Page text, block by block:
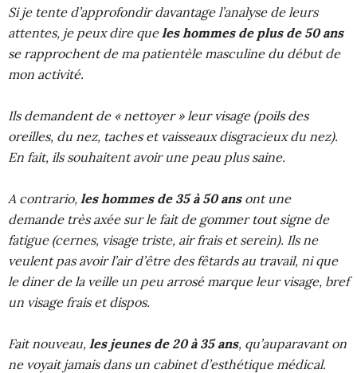
Si je tente d’approfondir davantage l’analyse de leurs
attentes, je peux dire que les hommes de plus de 50 ans
se rapprochent de ma patientèle masculine du début de
mon activité.
Ils demandent de « nettoyer » leur visage (poils des
oreilles, du nez, taches et vaisseaux disgracieux du nez).
En fait, ils souhaitent avoir une peau plus saine.
A contrario, les hommes de 35 à 50 ansont une
demande très axée sur le fait de gommer tout signe de
fatigue (cernes, visage triste, air frais et serein). Ils ne
veulent pas avoir l’air d’être des fêtards au travail, ni que
le diner de la veille un peu arrosé marque leur visage, bref
un visage frais et dispos.
Fait nouveau, les jeunes de 20 à 35 ans, qu’auparavant on
ne voyait jamais dans un cabinet d’esthétique médical.